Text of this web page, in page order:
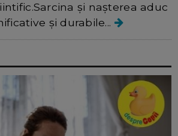
și nașterea aduc
și durabile...